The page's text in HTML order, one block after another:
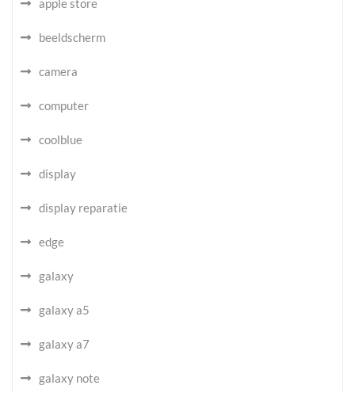
apple store
beeldscherm
camera
computer
coolblue
display
display reparatie
edge
galaxy
galaxy a5
galaxy a7
galaxy note